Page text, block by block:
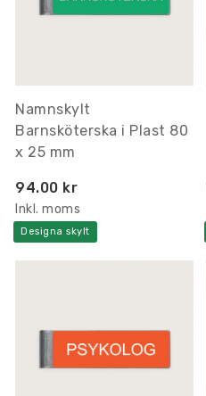
Namnskylt
Barnsköterska i Plast 80
x 25 mm
94.00 kr
Inkl. moms
Designa skylt